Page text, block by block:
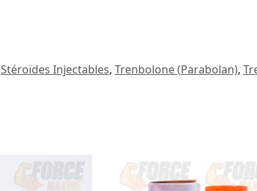
Stéroïdes Injectables, Trenbolone (Parabolan),